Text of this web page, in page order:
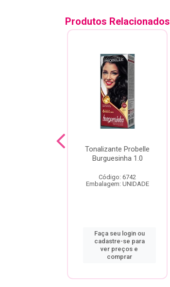
Produtos Relacionados
Tonalizante Probelle
Burguesinha 1.0
Código: 6742
Embalagem: UNIDADE
Faça seu login ou
cadastre-se para
ver preços e
comprar